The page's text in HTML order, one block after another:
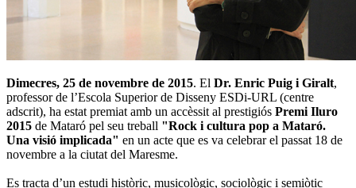
Dimecres, 25 de novembre de 2015. El Dr. Enric Puig i Giralt,
professor de l’Escola Superior de Disseny ESDi-URL (centre
adscrit), ha estat premiat amb un accèssit al prestigiós Premi Iluro
2015 de Mataró pel seu treball "Rock i cultura pop a Mataró.
Una visió implicada" en un acte que es va celebrar el passat 18 de
novembre a la ciutat del Maresme.
Es tracta d’un estudi històric, musicològic, sociològic i semiòtic